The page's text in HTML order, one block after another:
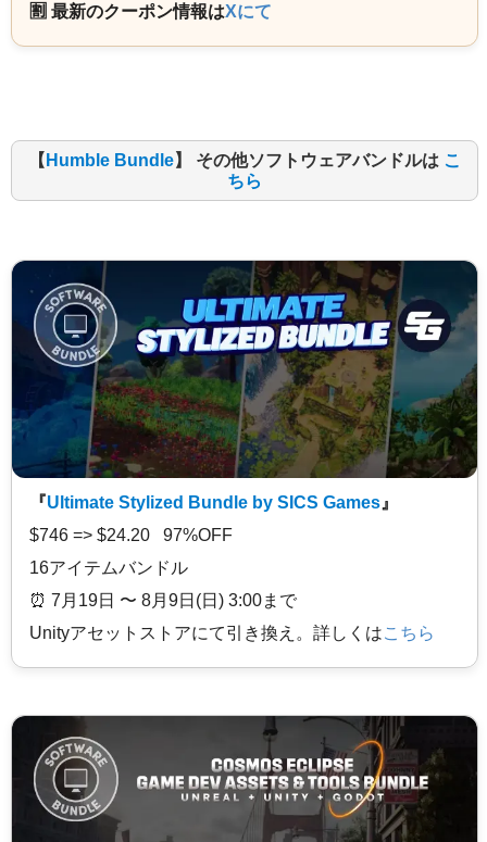
🈹 最新のクーポン情報はXにて
【 Humble Bundle】 その他ソフトウェアバンドルは こ
ちら
『Ultimate Stylized Bundle by SICS Games 』
$746 => $24.20 97%OFF
16アイテムバンドル
⏰️ 7月19日 〜 8月9日(日) 3:00まで
Unityアセットストアにて引き換え。詳しくはこちら